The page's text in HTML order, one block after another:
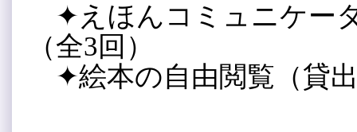
✦えほんコミュニケー
（全3回）
✦絵本の自由閲覧 （貸